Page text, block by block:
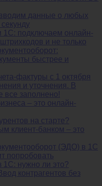
данные о любых
1С: подключаем онлайн-
и не только
быстрее и
фактуры с 1 октября
и уточнения. В
все заполнено!
– это онлайн-
на старте?
клиент-банком – это
(ЭДО) в 1С
попробовать
1С: нужно ли это?
контрагентов без